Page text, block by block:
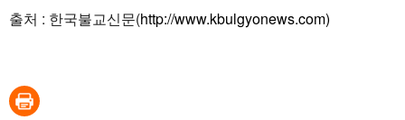
출처 : 한국불교신문(http://www.kbulgyonews.com)